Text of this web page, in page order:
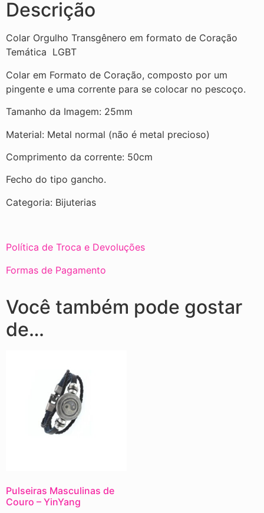
Descrição
Colar Orgulho Transgênero em formato de Coração
Temática LGBT
Colar em Formato de Coração, composto por um
pingente e uma corrente para se colocar no pescoço.
Tamanho da Imagem: 25mm
Material: Metal normal (não é metal precioso)
Comprimento da corrente: 50cm
Fecho do tipo gancho.
Categoria: Bijuterias
Política de Troca e Devoluções
Formas de Pagamento
Você também pode gostar
de…
Pulseiras Masculinas de
Couro – YinYang